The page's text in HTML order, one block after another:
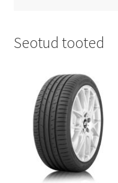
Seotud tooted